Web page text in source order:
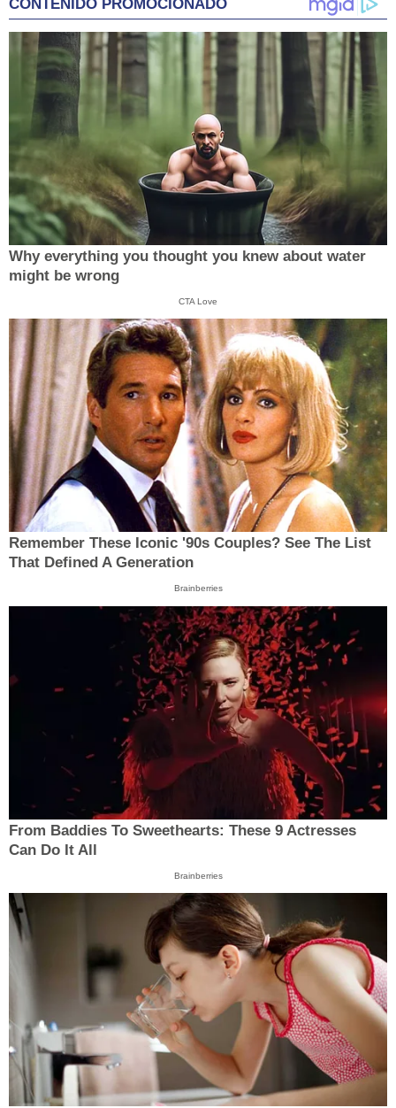
CONTENIDO PROMOCIONADO
Why everything you thought you knew about water
might be wrong
CTA Love
Remember These Iconic '90s Couples? See The List
That Defined A Generation
Brainberries
From Baddies To Sweethearts: These 9 Actresses
Can Do It All
Brainberries